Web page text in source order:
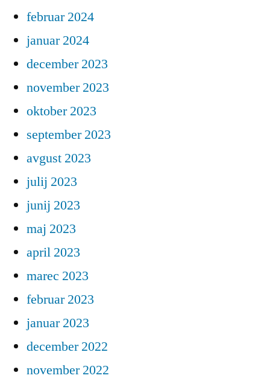
februar 2024
januar 2024
december 2023
november 2023
oktober 2023
september 2023
avgust 2023
julij 2023
junij 2023
maj 2023
april 2023
marec 2023
februar 2023
januar 2023
december 2022
november 2022